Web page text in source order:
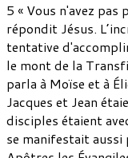
5 « Vous n'avez pas
répondit Jésus.
tentative
le mont de la
parla à Moïse et à
Jacques et Jean
disciples étaient
se manifestait aussi